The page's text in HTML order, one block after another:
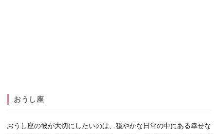
おうし座
おうし座の彼が大切にしたいのは、穏やかな日常の中にある幸せな